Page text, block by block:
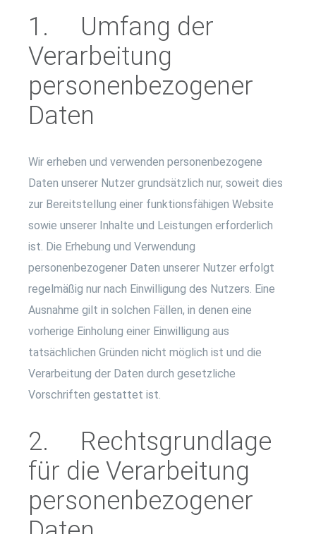
1. Umfang der
Verarbeitung
personenbezogener
Daten
Wir erheben und verwenden personenbezogene
Daten unserer Nutzer grundsätzlich nur, soweit dies
zur Bereitstellung einer funktionsfähigen Website
sowie unserer Inhalte und Leistungen erforderlich
ist. Die Erhebung und Verwendung
personenbezogener Daten unserer Nutzer erfolgt
regelmäßig nur nach Einwilligung des Nutzers. Eine
Ausnahme gilt in solchen Fällen, in denen eine
vorherige Einholung einer Einwilligung aus
tatsächlichen Gründen nicht möglich ist und die
Verarbeitung der Daten durch gesetzliche
Vorschriften gestattet ist.
2. Rechtsgrundlage
für die Verarbeitung
personenbezogener